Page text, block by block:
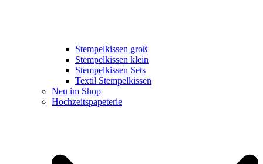
Stempelkissen groß
Stempelkissen klein
Stempelkissen Sets
Textil Stempelkissen
Neu im Shop
Hochzeitspapeterie